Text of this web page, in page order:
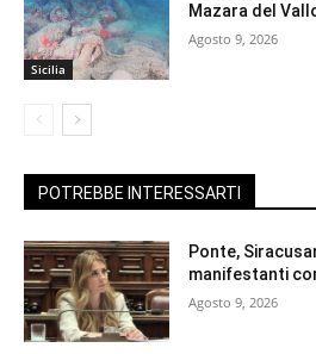
Sicilia
Mazara del
Agosto 9, 2026
POTREBBE INTERESSARTI
Ponte,
manifestanti
Agosto 9, 2026